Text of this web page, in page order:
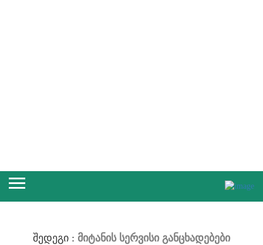
Შედეგი : Მიტანის Სერვისი Განცხადებები